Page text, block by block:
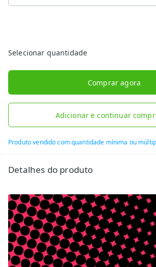
Selecionar quantidade
Comprar agora
Adicionar e continuar
Produto vendido com quantidade mínima ou
Detalhes do produto